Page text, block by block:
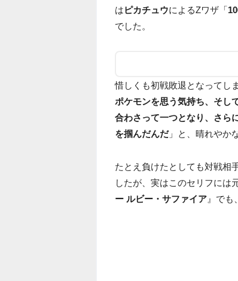
はピカチュウによるZワザ「
でした。
惜しくも初戦敗退となってし
ポケモンを思う気持ち、そし
合わさって一つとなり、さら
を掴んだんだ」と、晴れやか
たとえ負けたとしても対戦相
したが、実はこのセリフには
ー ルビー・サファイア 』でも